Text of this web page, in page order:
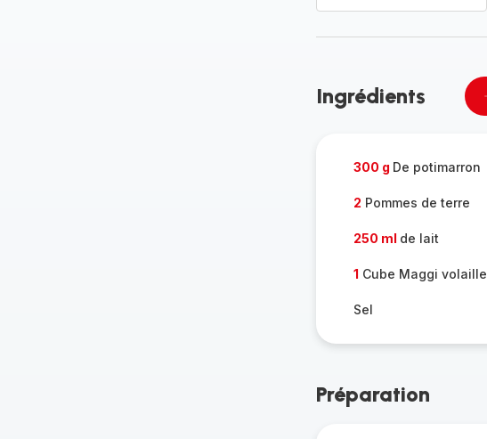
Ingrédients
300 g De potimarron
2 Pommes de terre
250 ml de lait
1 Cube Maggi volaille
Sel
Préparation